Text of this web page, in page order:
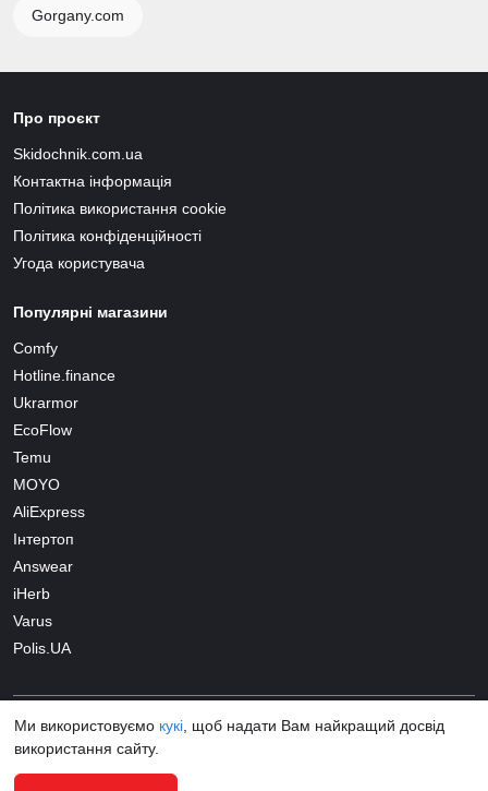
Gorgany.com
Про проєкт
Skidochnik.com.ua
Контактна інформація
Політика використання cookie
Політика конфіденційності
Угода користувача
Популярні магазини
Comfy
Hotline.finance
Ukrarmor
EcoFlow
Temu
MOYO
AliExpress
Інтертоп
Answear
iHerb
Varus
Polis.UA
Ми використовуємо кукі , щоб надати Вам найкращий досвід
використання сайту.